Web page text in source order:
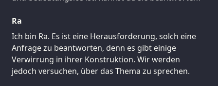
Ra
Ich bin Ra. Es ist eine Herausforderung, solch eine
Anfrage zu beantworten, denn es gibt einige
Verwirrung in ihrer Konstruktion. Wir werden
jedoch versuchen, über das Thema zu sprechen.